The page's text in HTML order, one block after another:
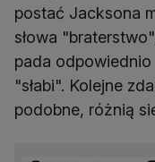
postać Jacksona
słowa
pada
"słabi". Kolejne
podobne, różnią